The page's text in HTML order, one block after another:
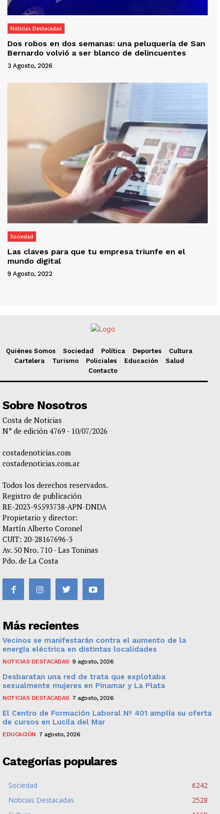
Noticias Destacadas
Dos robos en dos semanas: una peluquería de San
Bernardo volvió a ser blanco de delincuentes
3 Agosto, 2026
Sociedad
Las claves para que tu empresa triunfe en el
mundo digital
9 Agosto, 2022
Quiénes Somos Sociedad Política Deportes
Cultura
Cartelera
Turismo Policiales Educación
Salud
Contacto
Sobre Nosotros
Costa de Noticias
N° de edición 4769 - 10/07/2026
costadenoticias.com
costadenoticias.com.ar
Todos los derechos reservados.
Registro de publicación
RE-2023-95593738-APN-DNDA
Propietario y director:
Martín Alberto Coronel
CUIT: 20-28167696-3
Av. 50 Nro. 710 - Las Toninas
Pdo. de La Costa
Más recientes
Vecinos se manifestarán contra el aumento de la
energía eléctrica en distintas localidades
NOTICIAS DESTACADAS 9 agosto, 2026
Desbaratan una red de trata que explotaba
sexualmente mujeres en Pinamar y La Plata
NOTICIAS DESTACADAS 7 agosto, 2026
El Centro de Formación Laboral Nº 401 amplía su oferta
de cursos en Lucila del Mar
EDUCACIÓN 7 agosto, 2026
Categorías populares
Sociedad
6242
Noticias Destacadas
2528